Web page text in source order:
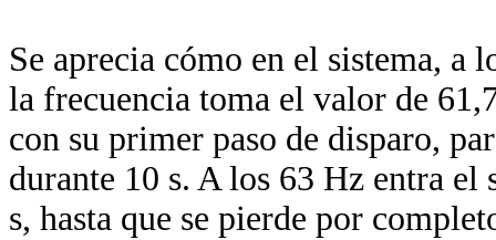
Se aprecia cómo en el sistema, a
la frecuencia toma el valor de
con su primer paso de disparo,
durante 10 s. A los 63 Hz entra el
s, hasta que se pierde por